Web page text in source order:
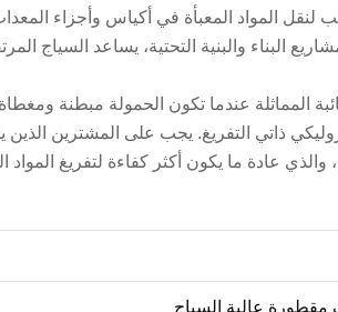
لنقل المواد المعبأة في أكياس وأجزاء
البناء والبنية التحتية، يساعد السياج
المماثلة عندما تكون الحمولة مبطنة
ذاتي التفريغ. يجب على المشترين
، والذي عادة ما يكون أكثر كفاءة لتفريغ المواد